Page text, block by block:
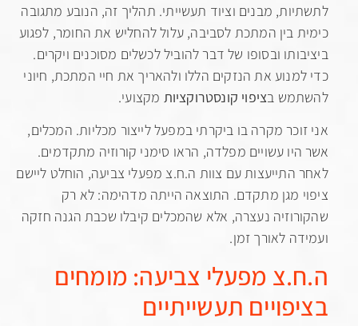
מבנים וציוד תעשייתי. תהליך זה, הנובע מתגובה
בין המתכת לסביבה, עלול להחליש את החומר, לפגוע
ובסופו של דבר להוביל לכשלים מסוכנים ויקרים.
את הנזקים הללו ולהאריך את חיי המתכת, חיוני
בציפוי קונסטרוקציותמקצועי.
מקרה בו ביקרתי במפעל לייצור מכליות. המכלים,
עשויים מפלדה, הראו סימני קורוזיה מתקדמים.
עם צוות ה.ח.צ מפעלי צביעה, הוחלט ליישם
מגן מתקדם. התוצאה הייתה מדהימה: לא רק
נעצרה, אלא שהמכלים קיבלו שכבת הגנה חזקה
לאורך זמן.
מפעלי צביעה: מומחים
תעשייתיים